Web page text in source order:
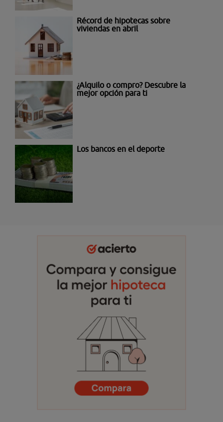
Récord de hipotecas sobre
viviendas en abril
¿Alquilo o compro? Descubre la
mejor opción para ti
Los bancos en el deporte